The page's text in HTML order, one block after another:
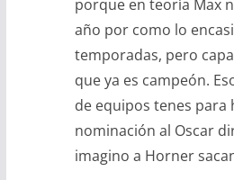
porque en teoría Max
año por como lo
temporadas, pero
que ya es campeón.
de equipos tenes para
nominación al Oscar
imagino a Horner